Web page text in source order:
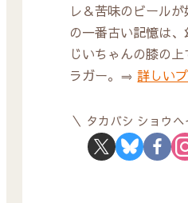
レ＆苦味のビール
の一番古い記憶は
じいちゃんの膝の
ラガー。⇒詳しい
タカバシ ショウ